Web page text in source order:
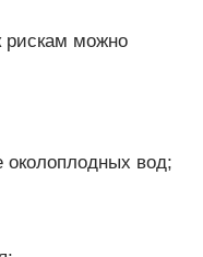
рискам можно
околоплодных вод;